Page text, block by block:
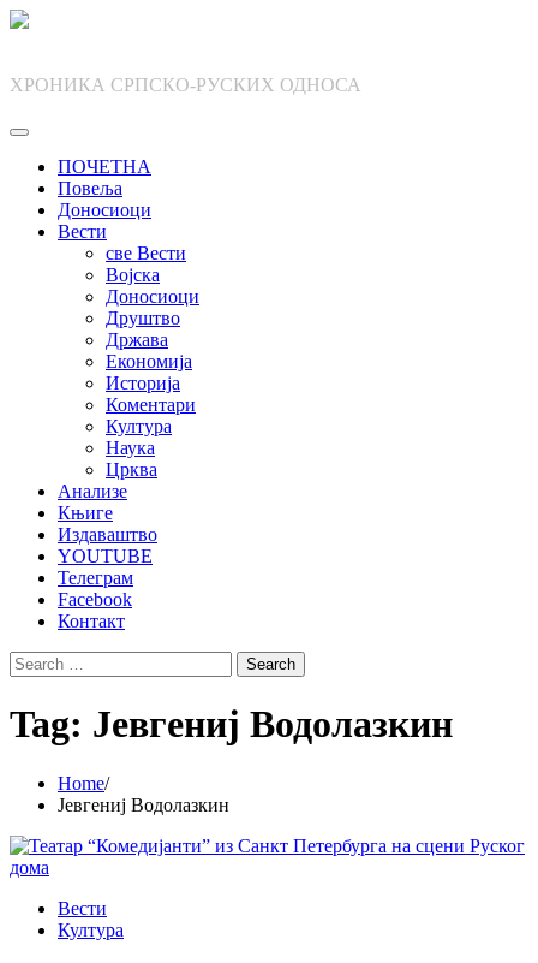
Skip
ХРОНИКА СРПСКО-РУСКИХ ОДНОСА
ПОЧЕТНА
Повеља
Доносиоци
Вести
све Вести
Војска
Доносиоци
Друштво
Држава
Економија
Историја
Коментари
Култура
Наука
Црква
Анализе
Књиге
Издаваштво
YOUTUBE
Телеграм
Facebook
Контакт
Search
for:
Tag: Јевгениј Водолазкин
Home
Јевгениј Водолазкин
Вести
Култура